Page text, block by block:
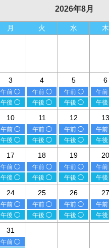
2026年8月
月 火 水 木
3
午前 ◯
午後 ◯
4
午前 ◯
午後 ◯
5
午前 ◯
午後 ◯
6
午
午
10
午前 ◯
午後 ◯
11
午前 ◯
午後 ◯
12
午前 ◯
午後 ◯
13
午
午
17
午前 ◯
午後 ◯
18
午前 ◯
午後 ◯
19
午前 ◯
午後 ◯
20
午
午
24
午前 ◯
午後 ◯
25
午前 ◯
午後 ◯
26
午前 ◯
午後 ◯
27
午
午
31
午前 ◯